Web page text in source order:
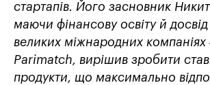
стартапів. Його засновник
маючи фінансову освіту й
великих міжнародних компаніях
Parimatch, вирішив зробити
продукти, що максимально